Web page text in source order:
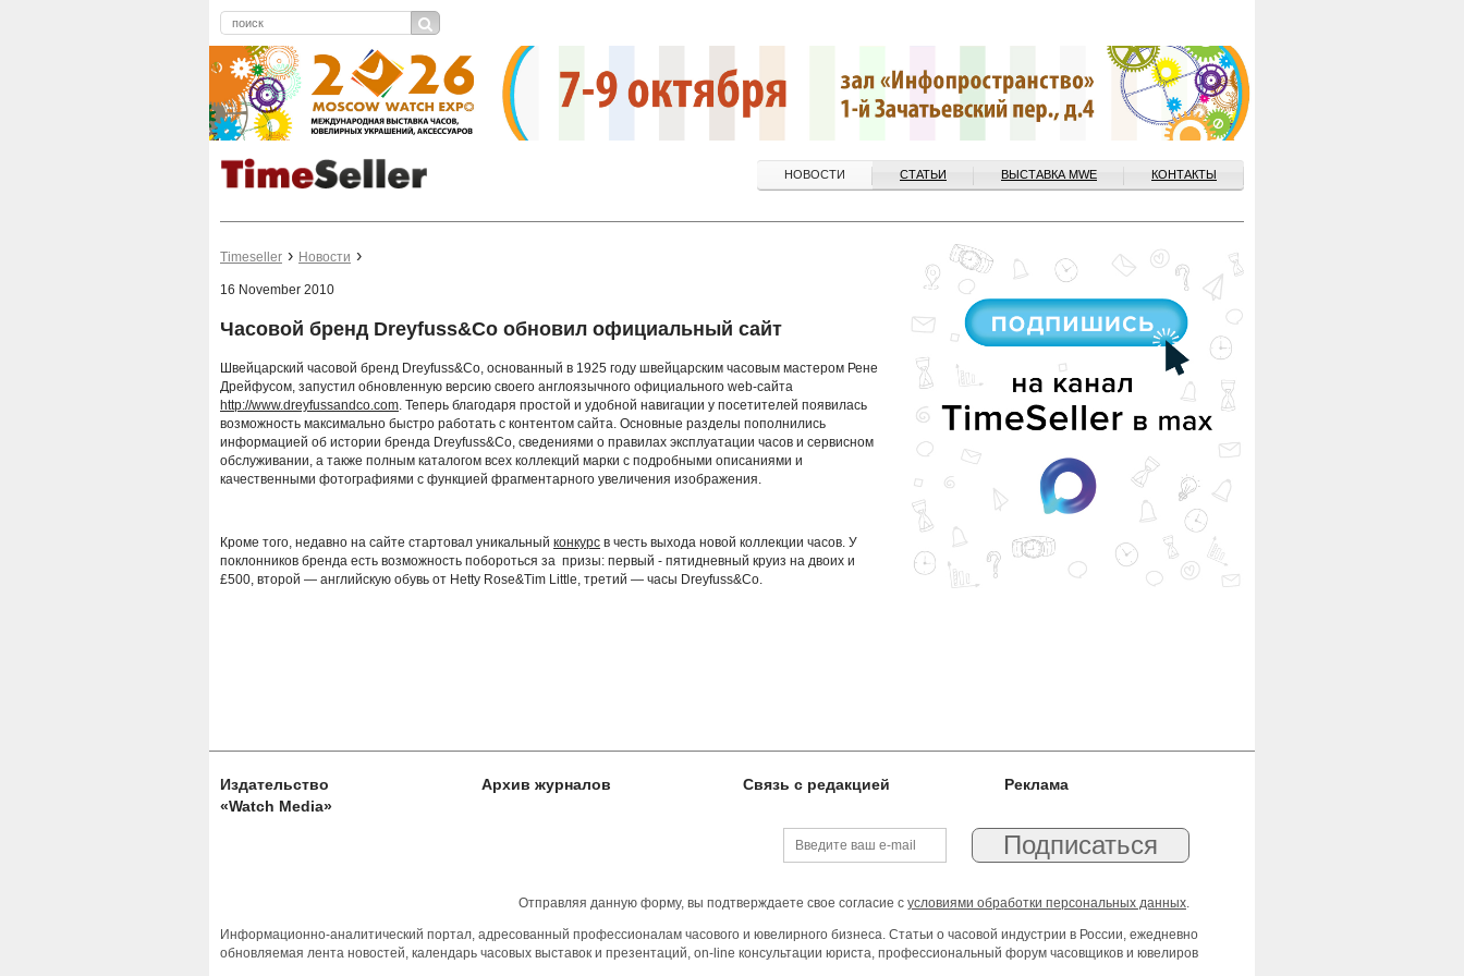
НОВОСТИ СТАТЬИ ВЫСТАВКА MWE КОНТАКТЫ
Timeseller Новости
16 November 2010
Часовой бренд Dreyfuss&Co обновил официальный сайт
Швейцарский часовой бренд Dreyfuss&Co, основанный в 1925 году швейцарским часовым мастером Рене
Дрейфусом, запустил обновленную версию своего англоязычного официального web-сайта
http://www.dreyfussandco.com. Теперь благодаря простой и удобной навигации у посетителей появилась
возможность максимально быстро работать с контентом сайта. Основные разделы пополнились
информацией об истории бренда Dreyfuss&Co, сведениями о правилах эксплуатации часов и сервисном
обслуживании, а также полным каталогом всех коллекций марки с подробными описаниями и
качественными фотографиями с функцией фрагментарного увеличения изображения.
Кроме того, недавно на сайте стартовал уникальный конкурс в честь выхода новой коллекции часов. У
поклонников бренда есть возможность побороться за призы: первый - пятидневный круиз на двоих и
£500, второй — английскую обувь от Hetty Rose&Tim Little, третий — часы Dreyfuss&Co.
Издательство
«Watch Media»
Архив журналов Связь с редакцией Реклама
Отправляя данную форму, вы подтверждаете свое согласие с условиями обработки персональных данных.
Информационно-аналитический портал, адресованный профессионалам часового и ювелирного бизнеса. Статьи о часовой индустрии в России, ежедневно
обновляемая лента новостей, календарь часовых выставок и презентаций, on-line консультации юриста, профессиональный форум часовщиков и ювелиров